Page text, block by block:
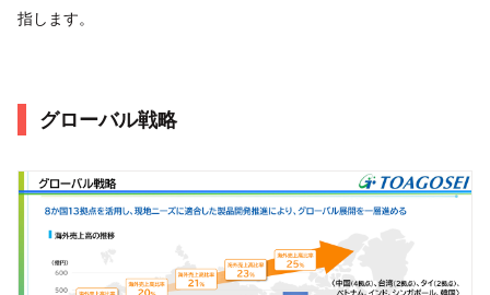
指します。
グローバル戦略